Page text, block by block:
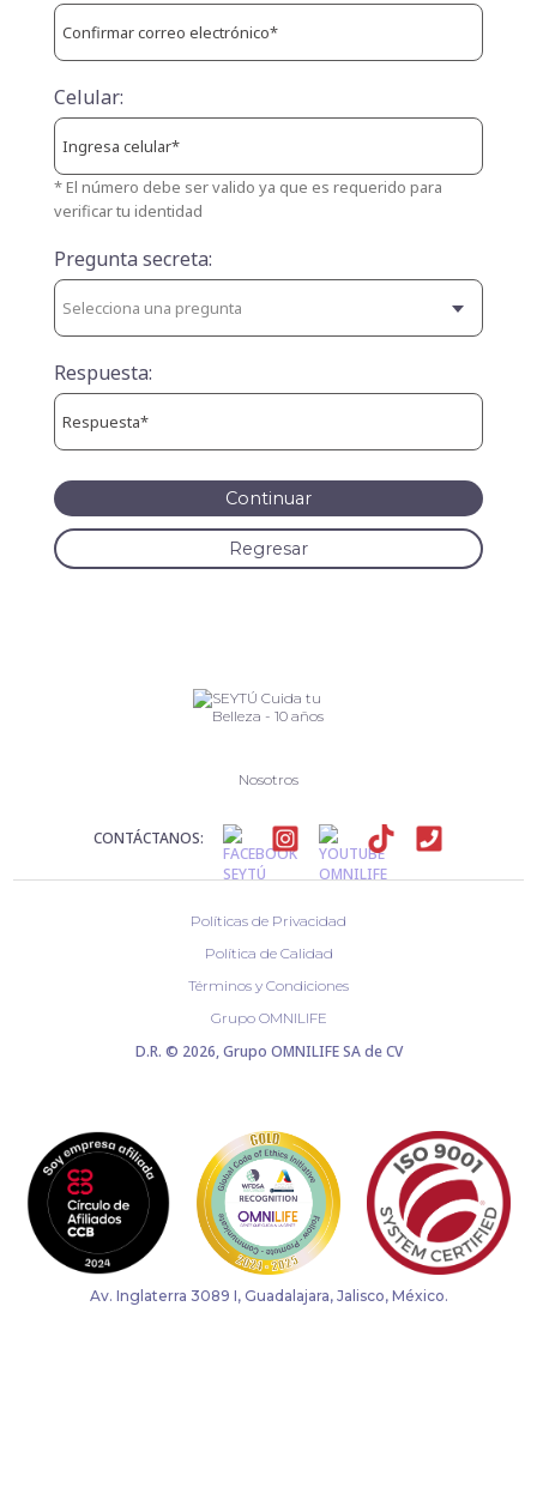
Celular:
* El número debe ser valido ya que es requerido para
verificar tu identidad
Pregunta secreta:
Respuesta:
Regresar
Continuar
Nosotros
CONTÁCTANOS:
Políticas de Privacidad
Política de Calidad
Términos y Condiciones
Grupo OMNILIFE
D.R. © 2026, Grupo OMNILIFE SA de CV
Av. Inglaterra 3089 I, Guadalajara, Jalisco, México.